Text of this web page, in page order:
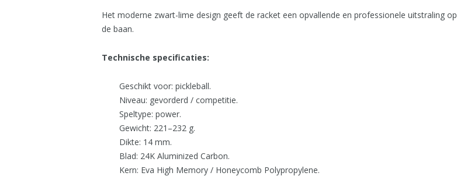
Het moderne zwart-lime design geeft de racket een opvallende en professionele uitstraling op
de baan.
Technische specificaties:
Geschikt voor: pickleball.
Niveau: gevorderd / competitie.
Speltype: power.
Gewicht: 221–232 g.
Dikte: 14 mm.
Blad: 24K Aluminized Carbon.
Kern: Eva High Memory / Honeycomb Polypropylene.